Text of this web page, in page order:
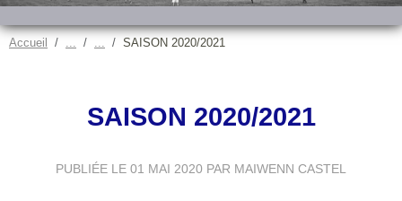
Accueil SAISON 2020/2021
SAISON 2020/2021
PUBLIÉE LE 01 MAI 2020 PAR MAIWENN CASTEL